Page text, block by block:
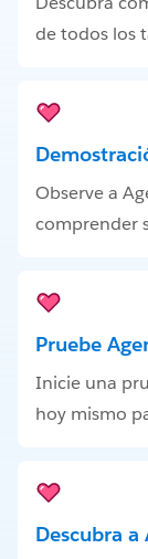
de todos los
Observe a
comprender
Pruebe
Inicie una
hoy mismo
Descubra a